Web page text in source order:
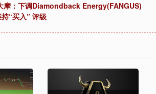
摩：下调Diamondback Energy(FANGUS)
“买入” 评级